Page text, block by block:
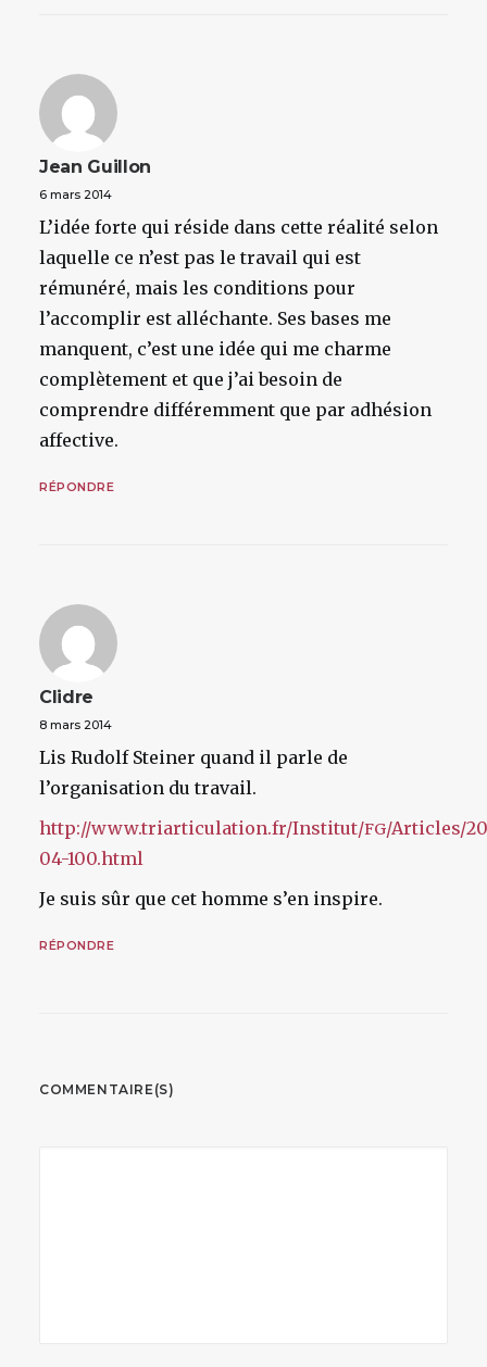
Jean Guillon
6 mars 2014
L’idée forte qui réside dans cette réalité selon
laquelle ce n’est pas le travail qui est
rémunéré, mais les conditions pour
l’accomplir est alléchante. Ses bases me
manquent, c’est une idée qui me charme
complètement et que j’ai besoin de
comprendre différemment que par adhésion
affective.
RÉPONDRE
Clidre
8 mars 2014
Lis Rudolf Steiner quand il parle de
l’organisation du travail.
http://www.triarticulation.fr/Institut/FG/Articles/
04-100.html
Je suis sûr que cet homme s’en inspire.
RÉPONDRE
COMMENTAIRE(S)